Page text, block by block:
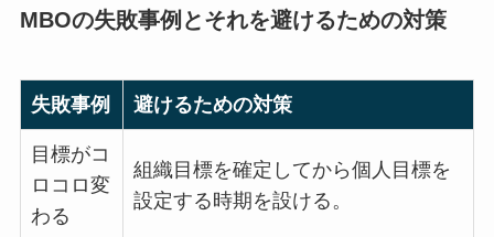
MBOの失敗事例とそれを避けるための対策
失敗事例 避けるための対策
目標がコ
ロコロ変
わる
組織目標を確定してから個人目標を
設定する時期を設ける。